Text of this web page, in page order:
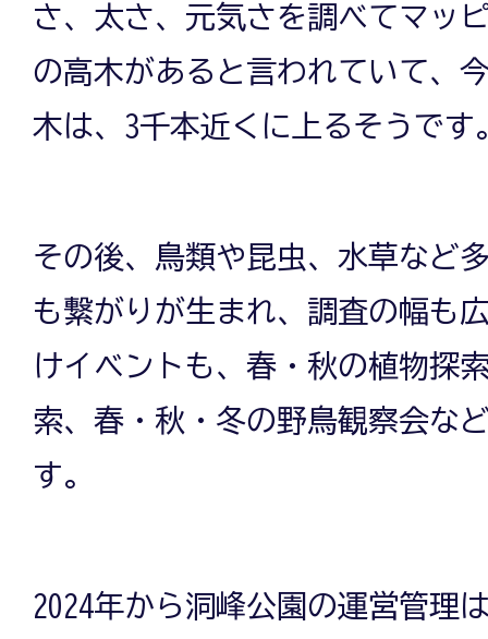
さ、太さ、元気さを調べてマッ
の高木があると言われていて、
木は、3千本近くに上るそうです
その後、鳥類や昆虫、水草など
も繋がりが生まれ、調査の幅も
けイベントも、春・秋の植物探
索、春・秋・冬の野鳥観察会な
す。
2024年から洞峰公園の運営管理